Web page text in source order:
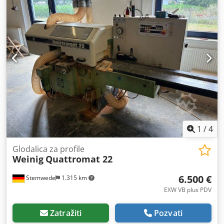
podesivim robusni WEINIG planer, dužina mašine 415cm
Dkedsrigxyspfx Abujr mašina proverena u originalnom
stanju
1 /4
Stemwede 1.315 km
Glodalica za profile
Weinig Quattromat 22
6.500 €
EXW VB plus PDV
Zatražiti Pozvati